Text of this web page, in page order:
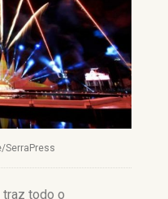
SerraPress
traz todo o